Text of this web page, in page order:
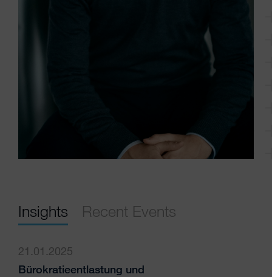
Insights Recent Events
21.01.2025
Bürokratieentlastung und